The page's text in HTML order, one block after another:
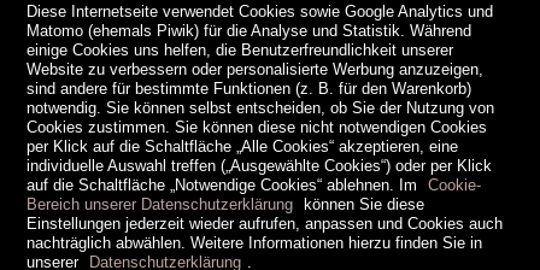
Diese Internetseite verwendet Cookies sowie Google Analytics und
Matomo (ehemals Piwik) für die Analyse und Statistik. Während
einige Cookies uns helfen, die Benutzerfreundlichkeit unserer
Website zu verbessern oder personalisierte Werbung anzuzeigen,
sind andere für bestimmte Funktionen (z. B. für den Warenkorb)
notwendig. Sie können selbst entscheiden, ob Sie der Nutzung von
Cookies zustimmen. Sie können diese nicht notwendigen Cookies
per Klick auf die Schaltfläche „Alle Cookies“ akzeptieren, eine
individuelle Auswahl treffen („Ausgewählte Cookies“) oder per Klick
auf die Schaltfläche „Notwendige Cookies“ ablehnen. Im
Cookie-
Bereich unserer Datenschutzerklärung können Sie diese
Einstellungen jederzeit wieder aufrufen, anpassen und Cookies auch
nachträglich abwählen. Weitere Informationen hierzu finden Sie in
unserer Datenschutzerklärung